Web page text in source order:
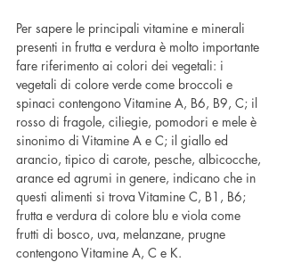
Per sapere le principali vitamine e minerali
presenti in frutta e verdura è molto importante
fare riferimento ai colori dei vegetali: i
vegetali di colore verde come broccoli e
spinaci contengono Vitamine A, B6, B9, C; il
rosso di fragole, ciliegie, pomodori e mele è
sinonimo di Vitamine A e C; il giallo ed
arancio, tipico di carote, pesche, albicocche,
arance ed agrumi in genere, indicano che in
questi alimenti si trova Vitamine C, B1, B6;
frutta e verdura di colore blu e viola come
frutti di bosco, uva, melanzane, prugne
contengono Vitamine A, C e K.